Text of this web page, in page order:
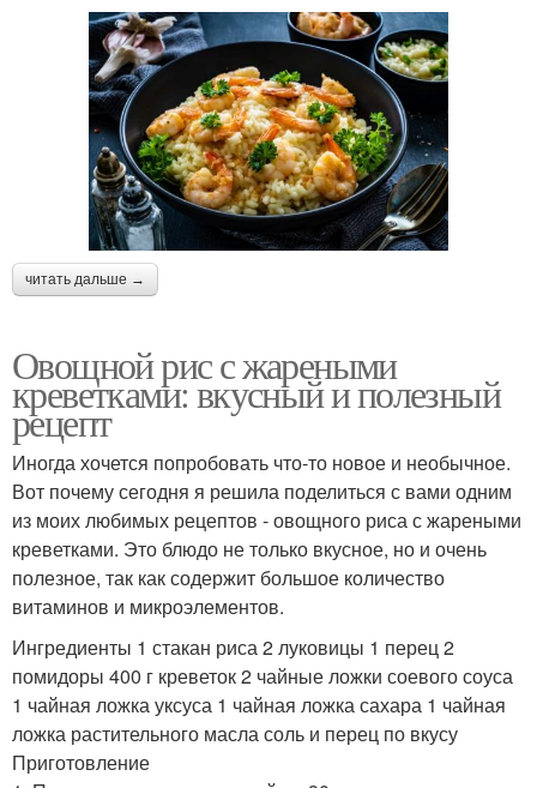
читать дальше →
Овощной рис с жареными
креветками: вкусный и полезный
рецепт
Иногда хочется попробовать что-то новое и необычное.
Вот почему сегодня я решила поделиться с вами одним
из моих любимых рецептов - овощного риса с жареными
креветками. Это блюдо не только вкусное, но и очень
полезное, так как содержит большое количество
витаминов и микроэлементов.
Ингредиенты 1 стакан риса 2 луковицы 1 перец 2
помидоры 400 г креветок 2 чайные ложки соевого соуса
1 чайная ложка уксуса 1 чайная ложка сахара 1 чайная
ложка растительного масла соль и перец по вкусу
Приготовление